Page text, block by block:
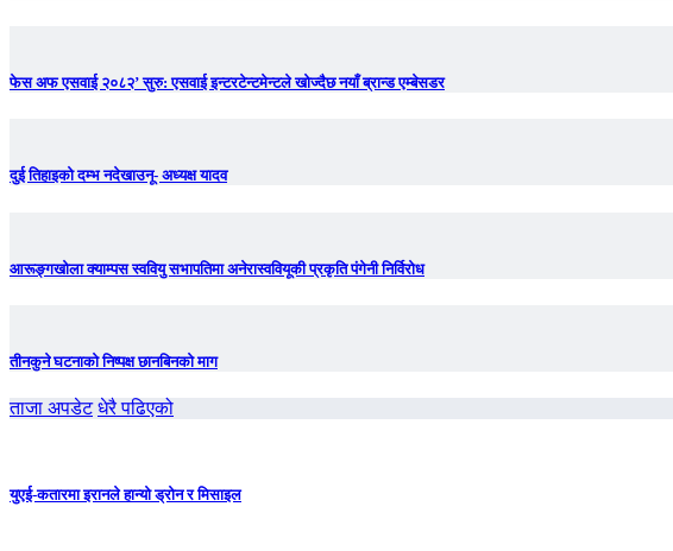
फेस अफ एसवाई २०८२’ सुरु: एसवाई इन्टरटेन्टमेन्टले खोज्दैछ नयाँ ब्रान्ड एम्बेसडर
दुई तिहाइको दम्भ नदेखाउनू- अध्यक्ष यादव
आरूङ्गखोला क्याम्पस स्ववियु सभापतिमा अनेरास्ववियूकी प्रकृति पंगेनी निर्विरोध
तीनकुने घटनाकाे निष्पक्ष छानबिनकाे माग
ताजा अपडेट धेरै पढिएको
युएई-कतारमा इरानले हान्यो ड्रोन र मिसाइल